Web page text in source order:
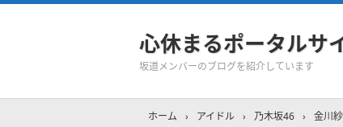
心休まるポータルサ
坂道メンバーのブログを紹介しています
ホーム › アイドル › 乃木坂46 ›
金川